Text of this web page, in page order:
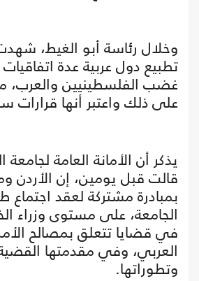
وخلال رئاسة أبو الغيط، شهدت
تطبيع دول عربية عدة
غضب الفلسطينيين والعرب،
على ذلك واعتبر أنها قرارات
يذكر أن الأمانة العامة لجامعة
قالت قبل يومين، إن الأردن
بمبادرة مشتركة لعقد
الجامعة، على مستوى وزراء
في قضايا تتعلق بمصالح
العربي، وفي مقدمتها
وتطوراتها.